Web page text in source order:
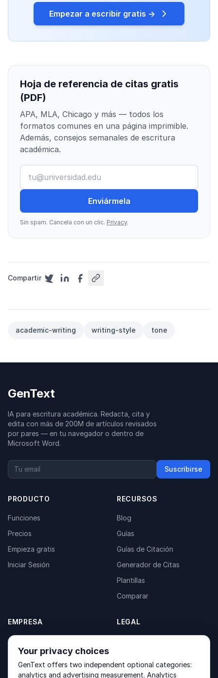
Empezar a escribir gratis →
Hoja de referencia de citas gratis
(PDF)
APA, MLA, Chicago y más — todos los
formatos comunes en una página imprimible.
Además, consejos semanales de escritura
académica.
Enviármela
Sin spam. Cancela con un clic. Privacy.
Compartir
academic-writing writing-style tone
GenText
IA para escritura académica. Redacta, cita y
edita con más de 200M de artículos revisados
por pares — en tu navegador o dentro de
Microsoft Word.
Suscribirse
PRODUCTO
Funciones
Precios
Empieza gratis
Iniciar Sesión
RECURSOS
Blog
Guías
Guías de Citación
Generador de Citas
Plantillas
Comparar
EMPRESA
Acerca de
Contacto
Productos
LEGAL
Terms of Service
Your privacy choices
GenText offers two independent optional categories:
analytics and advertising measurement. Analytics